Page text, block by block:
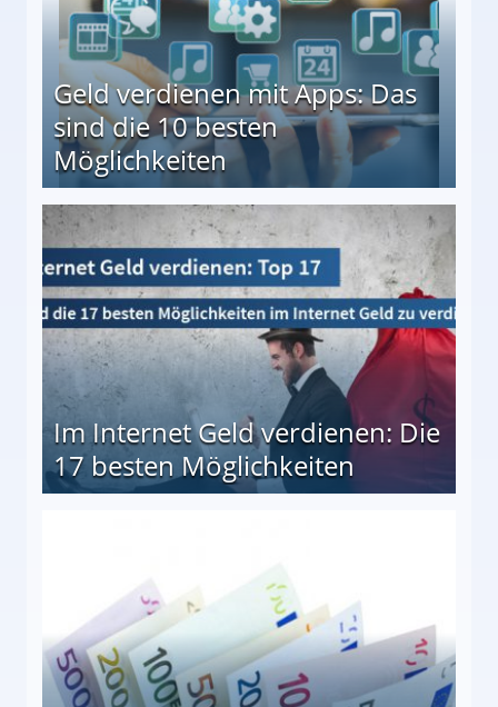
Geld verdienen mit Apps: Das
sind die 10 besten
Möglichkeiten
besten Möglichkeiten
Im Internet Geld verdienen: Die
17 besten Möglichkeiten